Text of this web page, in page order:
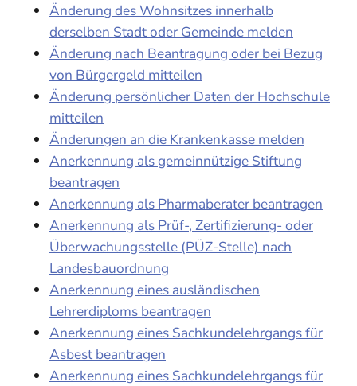
Änderung des Wohnsitzes innerhalb
derselben Stadt oder Gemeinde melden
Änderung nach Beantragung oder bei Bezug
von Bürgergeld mitteilen
Änderung persönlicher Daten der Hochschule
mitteilen
Änderungen an die Krankenkasse melden
Anerkennung als gemeinnützige Stiftung
beantragen
Anerkennung als Pharmaberater beantragen
Anerkennung als Prüf-, Zertifizierung- oder
Überwachungsstelle (PÜZ-Stelle) nach
Landesbauordnung
Anerkennung eines ausländischen
Lehrerdiploms beantragen
Anerkennung eines Sachkundelehrgangs für
Asbest beantragen
Anerkennung eines Sachkundelehrgangs für